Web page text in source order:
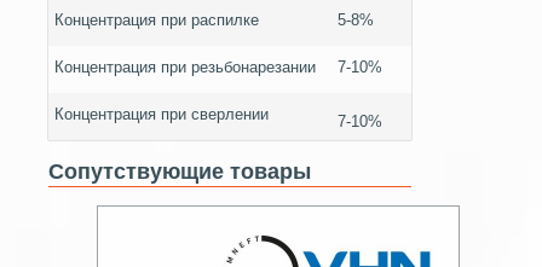
Концентрация при распилке 5-8%
Концентрация при резьбонарезании 7-10%
Концентрация при сверлении 7-10%
Сопутствующие товары